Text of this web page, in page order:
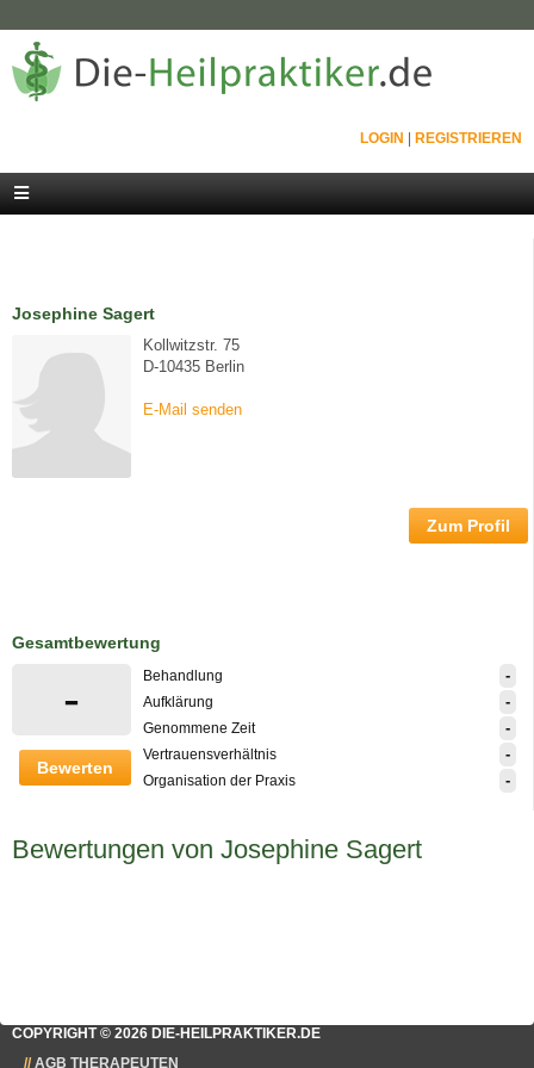
LOGIN REGISTRIEREN
Josephine Sagert
Kollwitzstr. 75
D-10435 Berlin
E-Mail senden
Zum Profil
Gesamtbewertung
-
Bewerten
Behandlung -
Aufklärung -
Genommene Zeit -
Vertrauensverhältnis -
Organisation der Praxis -
Bewertungen von Josephine Sagert
COPYRIGHT © 2026 DIE-HEILPRAKTIKER.DE
AGB THERAPEUTEN